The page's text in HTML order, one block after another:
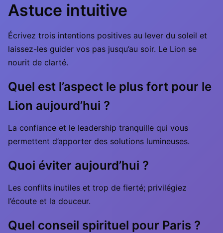
Astuce intuitive
Écrivez trois intentions positives au lever du soleil et
laissez-les guider vos pas jusqu’au soir. Le Lion se
nourit de clarté.
Quel est l’aspect le plus fort pour le
Lion aujourd’hui ?
La confiance et le leadership tranquille qui vous
permettent d’apporter des solutions lumineuses.
Quoi éviter aujourd’hui ?
Les conflits inutiles et trop de fierté; privilégiez
l’écoute et la douceur.
Quel conseil spirituel pour Paris ?